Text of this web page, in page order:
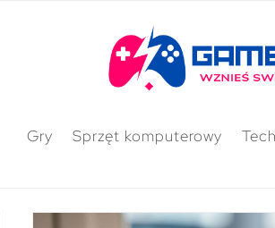
Gry Sprzęt komputerowy